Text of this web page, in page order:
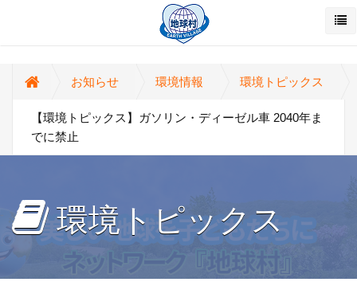
お知らせ 環境情報 環境トピックス
【環境トピックス】ガソリン・ディーゼル車 2040年ま
でに禁止
環境トピックス